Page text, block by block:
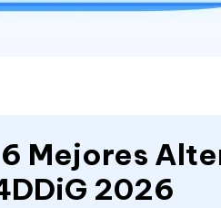
Mejores
2026